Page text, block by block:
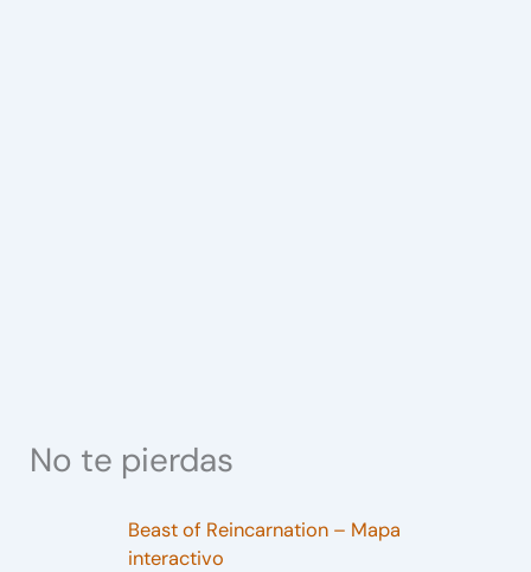
No te pierdas
Beast of Reincarnation – Mapa
interactivo